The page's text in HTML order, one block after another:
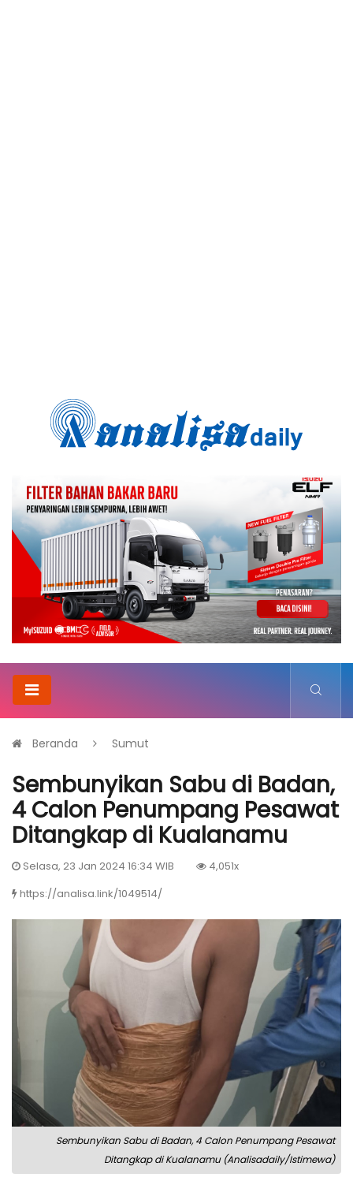
Beranda Sumut
Sembunyikan Sabu di Badan,
4 Calon Penumpang Pesawat
Ditangkap di Kualanamu
Selasa, 23 Jan 2024 16:34 WIB
4,051x
https://analisa.link/1049514/
Sembunyikan Sabu di Badan, 4 Calon Penumpang Pesawat
Ditangkap di Kualanamu (Analisadaily/Istimewa)